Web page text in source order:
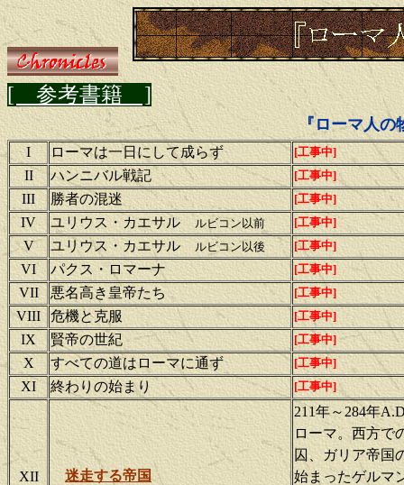
[ 参考書籍 ]
『ローマ人
I ローマは一日にして成らず [工事中]
II ハンニバル戦記 [工事中]
III 勝者の混迷 [工事中]
IV ユリウス・カエサル ルビコン以前 [工事中]
V ユリウス・カエサル ルビコン以後 [工事中]
VI パクス・ロマーナ [工事中]
VII 悪名高き皇帝たち [工事中]
VIII 危機と克服 [工事中]
IX 賢帝の世紀 [工事中]
X すべての道はローマに通ず [工事中]
XI 終わりの始まり [工事中]
XII 迷走する帝国
211年～284年
ローマ。西方で
囚、ガリア帝国
始まったゲルマ